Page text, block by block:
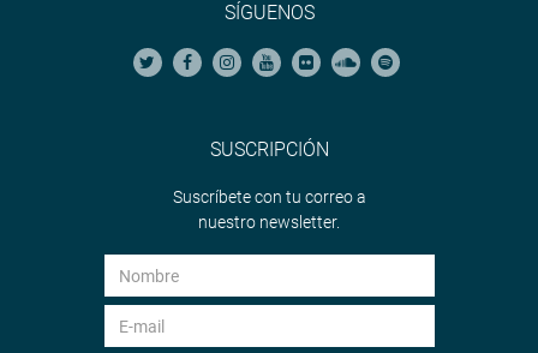
SÍGUENOS
SUSCRIPCIÓN
Suscríbete con tu correo a
nuestro newsletter.